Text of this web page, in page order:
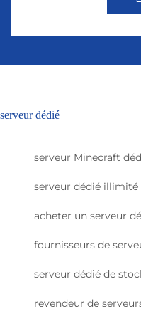
serveur dédié
serveur Minecraft
serveur dédié illimité
acheter un serveur
fournisseurs de
serveur dédié de
revendeur de